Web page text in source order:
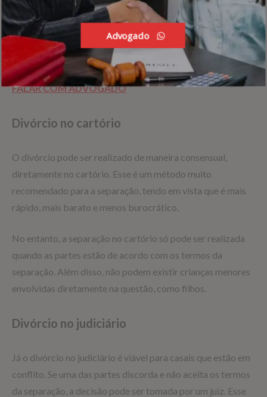
judicial.
Clique no link abaixo FALAR COM ADVOGADO que será
redirecionado para whatsapp dele
FALAR COM ADVOGADO
Divórcio no cartório
O divórcio pode ser realizado de maneira consensual,
diretamente no cartório. Esse é um método muito
recomendado para a separação, tendo em vista que é mais
rápido, mais barato e menos burocrático.
No entanto, a separação no cartório só pode ser realizada
quando as partes estão de acordo com os termos da
separação. Além disso, não podem existir crianças menores
envolvidas diretamente na questão, como filhos.
Divórcio no judiciário
Já o divórcio no judiciário é viável para casais que estão em
conflito. Se uma das partes discorda e não aceita os termos
da separação, a decisão pode ser tomada por um juiz. Esse
Advogado